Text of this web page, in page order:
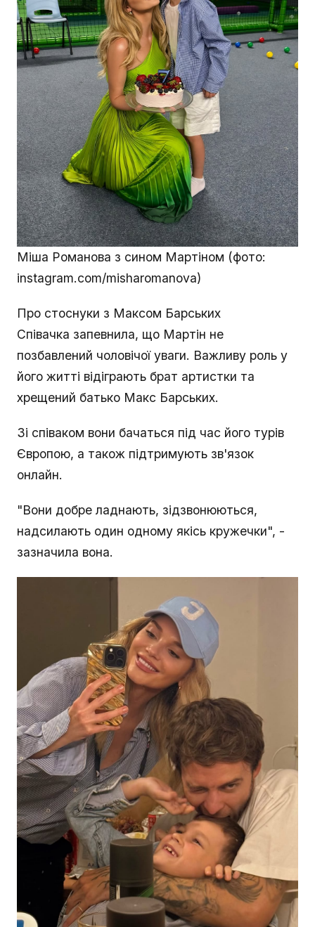
Міша Романова з сином Мартіном (фото:
instagram.com/misharomanova)
Про стоснуки з Максом Барських
Співачка запевнила, що Мартін не
позбавлений чоловічої уваги. Важливу роль у
його житті відіграють брат артистки та
хрещений батько Макс Барських.
Зі співаком вони бачаться під час його турів
Європою, а також підтримують зв'язок
онлайн.
"Вони добре ладнають, зідзвонюються,
надсилають один одному якісь кружечки", -
зазначила вона.